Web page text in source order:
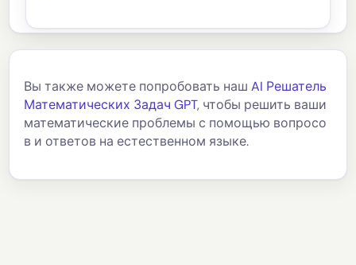
Вы также можете попробовать нашAI Решатель
Математических Задач GPT, чтобы решить ваши
математические проблемы с помощью вопросо
в и ответов на естественном языке.